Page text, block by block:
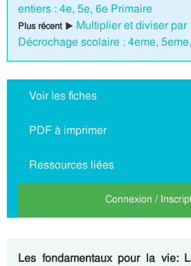
entiers : 4e, 5e, 6e Primaire
Plus récent ▶ Multiplier et diviser par
Décrochage scolaire : 4eme,
Voir les fiches
PDF à imprimer
Ressources liées
Connexion /
Les fondamentaux pour la vie: